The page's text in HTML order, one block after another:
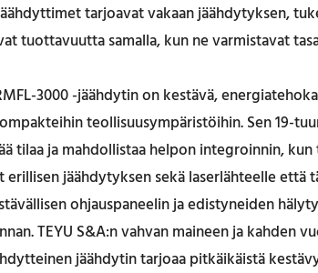
tarjoavat vakaan jäähdytyksen,
tuottavuutta samalla, kun ne varmistavat
3000 -jäähdytin on kestävä,
teollisuusympäristöihin. Sen 19-
tilaa ja mahdollistaa helpon integroinnin, kun
erillisen jäähdytyksen sekä laserlähteelle että
ohjauspaneelin ja edistyneiden
TEYU S&A:n vahvan maineen ja kahden
jäähdytin tarjoaa pitkäikäistä